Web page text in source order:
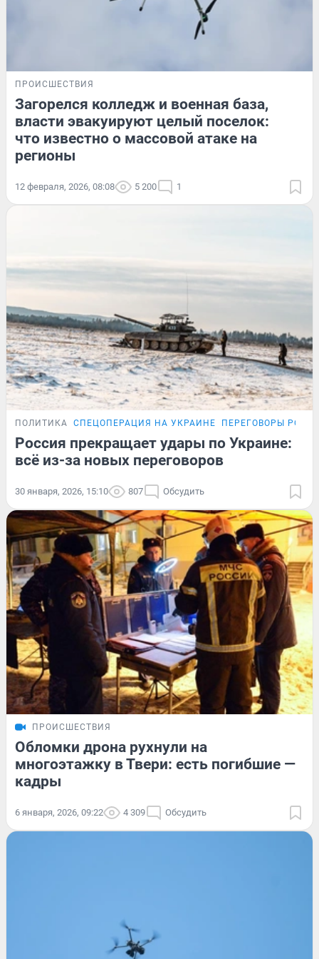
ПРОИСШЕСТВИЯ
Загорелся колледж и военная база,
власти эвакуируют целый поселок:
что известно о массовой атаке на
регионы
12 февраля, 2026, 08:08 5 200 1
ПОЛИТИКА СПЕЦОПЕРАЦИЯ НА УКРАИНЕ ПЕРЕГОВОРЫ
Россия прекращает удары по Украине:
всё из-за новых переговоров
30 января, 2026, 15:10 807 Обсудить
ПРОИСШЕСТВИЯ
Обломки дрона рухнули на
многоэтажку в Твери: есть погибшие —
кадры
6 января, 2026, 09:22 4 309 Обсудить